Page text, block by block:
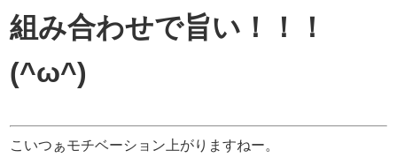
組み合わせで旨い！！！
(^ω^)
こいつぁモチベーション上がりますねー。